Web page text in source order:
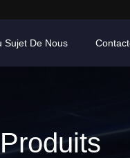
Sujet De Nous
Produits